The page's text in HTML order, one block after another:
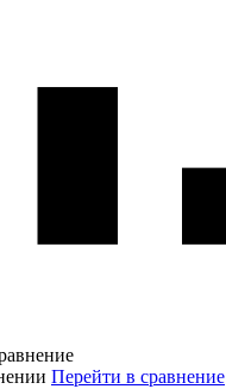
Перейти в сравнение